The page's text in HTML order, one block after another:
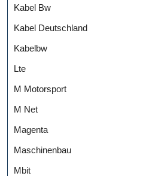
Kabel Bw
Kabel Deutschland
Kabelbw
Lte
M Motorsport
M Net
Magenta
Maschinenbau
Mbit